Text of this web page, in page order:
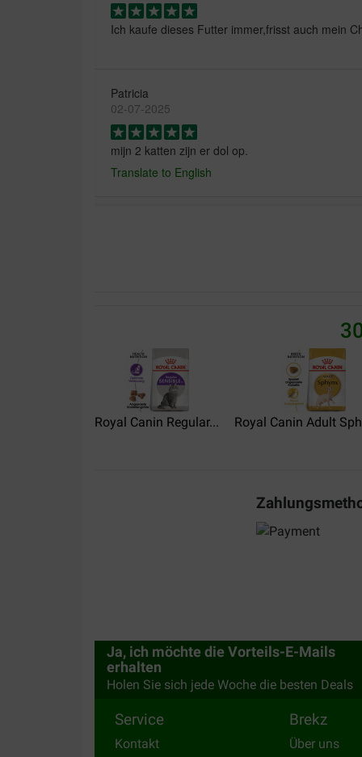
Ich kaufe dieses Futter immer,frisst auch mein
Patricia
02-07-2025
mijn 2 katten zijn er dol op.
Translate to English
anoniem
27-05-2024
Gebruik dit voer al jaren maar bij beide zakken
al af jammer. Daarom maar 3 sterren ipv de
Royal Canin Regular... Royal Canin Adult
Ja, ich möchte die Vorteils-E-Mails
erhalten
Holen Sie sich jede Woche die besten Deals
Service
Kontakt
Brekz
Über uns